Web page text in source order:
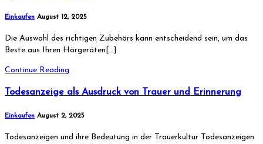
Einkaufen August 12, 2025
Die Auswahl des richtigen Zubehörs kann entscheidend sein, um das
Beste aus Ihren Hörgeräten[…]
Continue Reading
Todesanzeige als Ausdruck von Trauer und Erinnerung
Einkaufen August 2, 2025
Todesanzeigen und ihre Bedeutung in der Trauerkultur Todesanzeigen